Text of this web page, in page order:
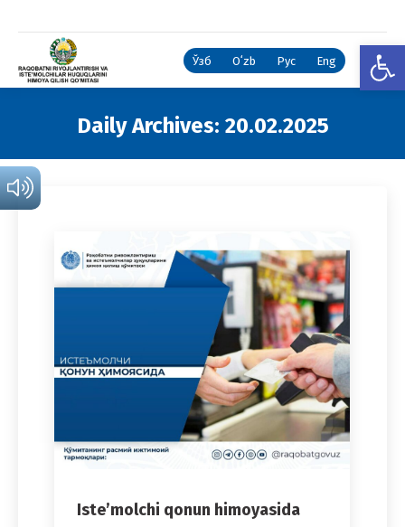
Ўзб Oʻzb Рус Eng
Daily Archives: 20.02.2025
Iste’molchi qonun himoyasida